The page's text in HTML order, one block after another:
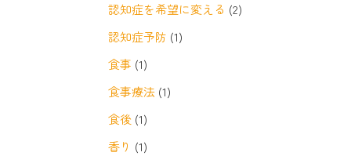
認知症を希望に変える (2)
認知症予防 (1)
食事 (1)
食事療法 (1)
食後 (1)
香り (1)